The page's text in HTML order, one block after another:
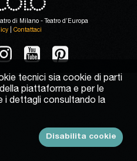
tecnici sia cookie di parti
piattaforma e per le
i dettagli consultando la
Disabilita cookie
di Milano - Teatro d’Europa
| Contattaci